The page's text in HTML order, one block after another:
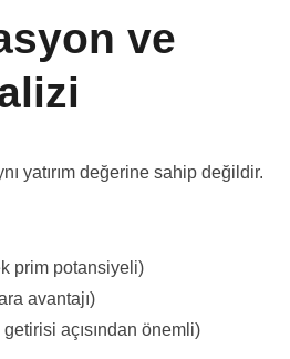
ve
yatırım değerine sahip değildir.
prim potansiyeli)
avantajı)
getirisi açısından önemli)